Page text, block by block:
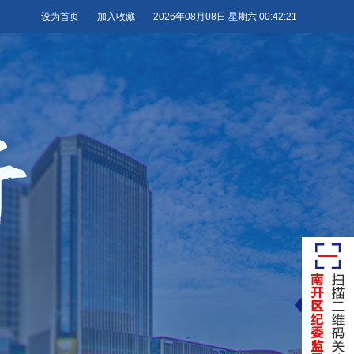
设为首页 加入收藏 2026年08月08日 星期六 00:42:21